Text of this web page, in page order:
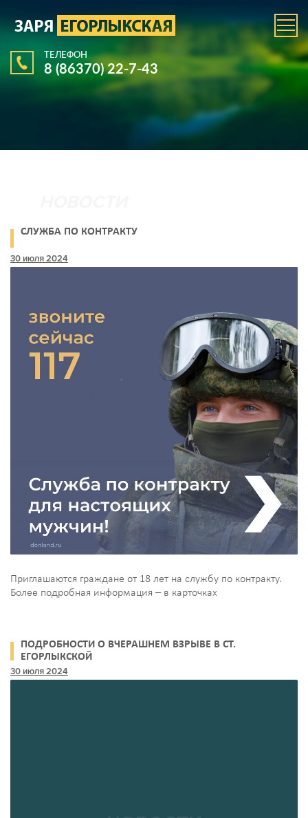
ТЕЛЕФОН
8 (86370) 22-7-43
СЛУЖБА ПО КОНТРАКТУ
30 июля 2024
Приглашаются граждане от 18 лет на службу по контракту.
Более подробная информация – в карточках
ПОДРОБНОСТИ О ВЧЕРАШНЕМ ВЗРЫВЕ В СТ.
ЕГОРЛЫКСКОЙ
30 июля 2024